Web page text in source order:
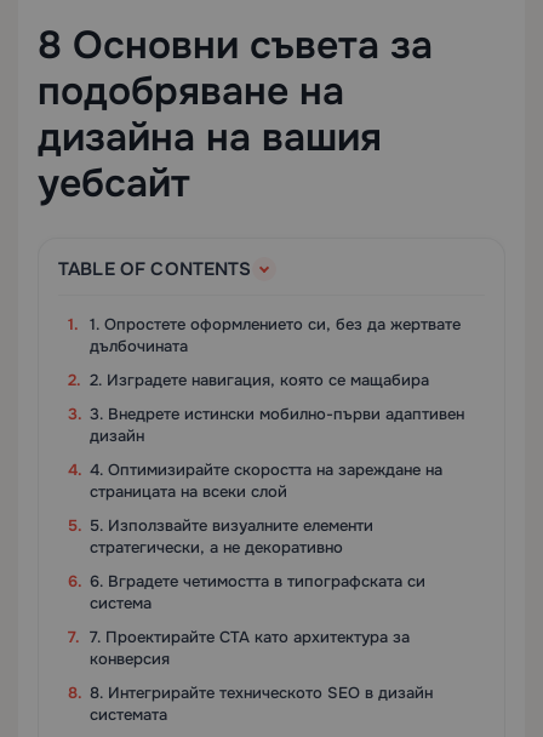
8 Основни съвета за
подобряване на
дизайна на вашия
уебсайт
TABLE OF CONTENTS
1. Опростете оформлението си, без да жертвате
дълбочината
2. Изградете навигация, която се мащабира
3. Внедрете истински мобилно-първи адаптивен
дизайн
4. Оптимизирайте скоростта на зареждане на
страницата на всеки слой
5. Използвайте визуалните елементи
стратегически, а не декоративно
6. Вградете четимостта в типографската си
система
7. Проектирайте CTA като архитектура за
конверсия
8. Интегрирайте техническото SEO в дизайн
системата